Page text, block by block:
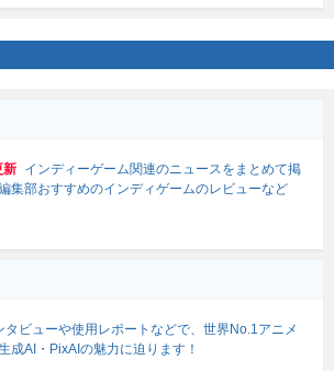
新 インディーゲーム関連のニュースをまとめて掲
集部おすすめのインディゲームのレビューなど
タビューや使用レポートなどで、世界No.1アニメ
成AI・PixAIの魅力に迫ります！